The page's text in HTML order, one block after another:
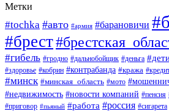
Метки
#tochka #авто #армия #барановичи
#брест
#гибель #гродно #дальнобойщик #деньга
#здоровье #кобрин #контрабанда #кража
#минск #минская_область #мото
#недвижимость #новости компаний #пенсия
#приговор #пьяный #работа #россия #сигарета